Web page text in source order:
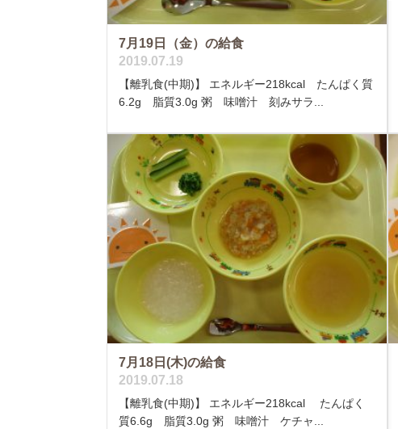
7月19日（金）の給食
2019.07.19
【離乳食(中期)】 エネルギー218kcal たんぱく質
6.2g 脂質3.0g 粥 味噌汁 刻みサラ...
7月18日(木)の給食
2019.07.18
【離乳食(中期)】 エネルギー218kcal たんぱく
質6.6g 脂質3.0g 粥 味噌汁 ケチャ...